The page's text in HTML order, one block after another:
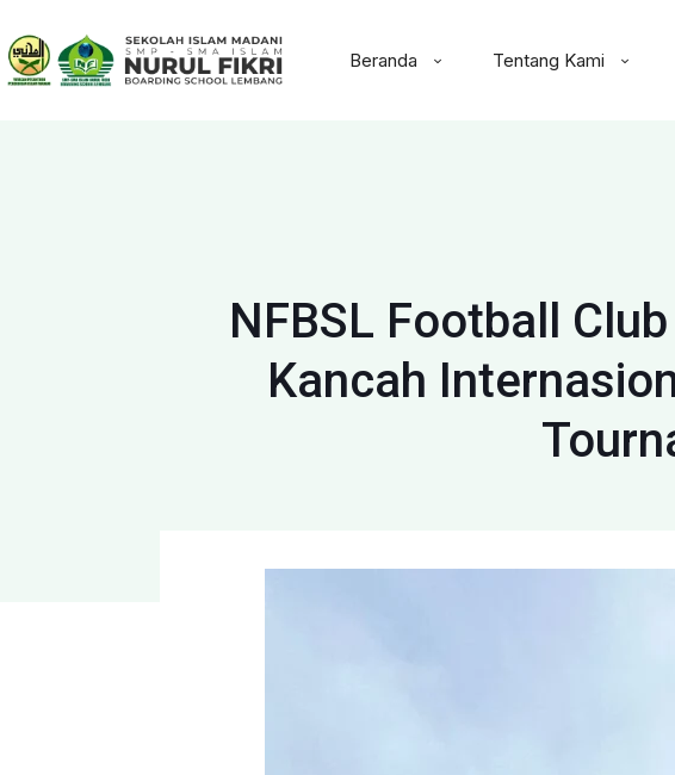
Beranda Tentang Kami
NFBSL Football
Kancah